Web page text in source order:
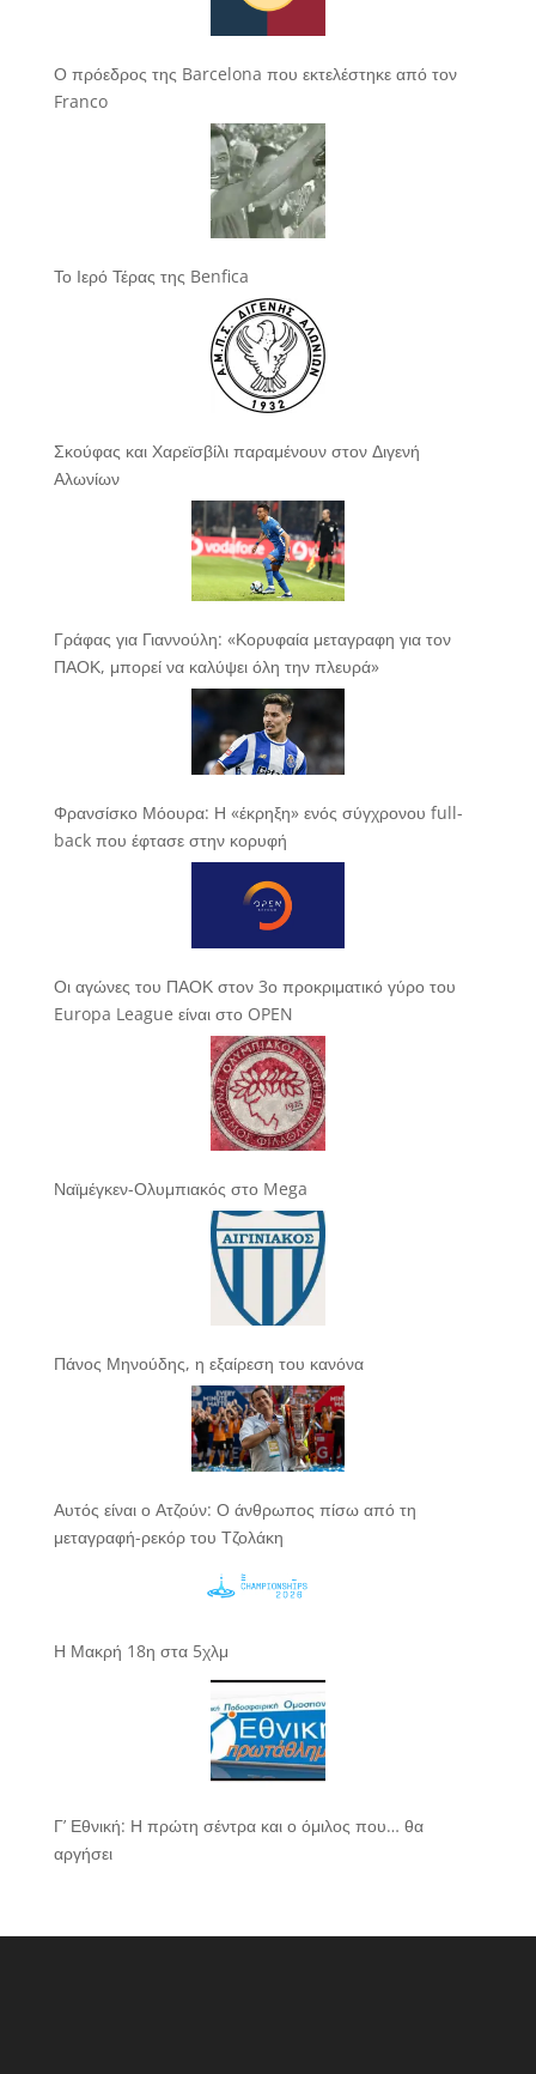
Ο πρόεδρος της Barcelona που εκτελέστηκε από τον
Franco
Το Ιερό Τέρας της Benfica
Σκούφας και Χαρεϊσβίλι παραμένουν στον Διγενή
Αλωνίων
Γράφας για Γιαννούλη: «Κορυφαία μεταγραφη για τον
ΠΑΟΚ, μπορεί να καλύψει όλη την πλευρά»
Φρανσίσκο Μόουρα: Η «έκρηξη» ενός σύγχρονου full-
back που έφτασε στην κορυφή
Οι αγώνες του ΠΑΟΚ στον 3ο προκριματικό γύρο του
Europa League είναι στο OPEN
Ναϊμέγκεν-Ολυμπιακός στο Mega
Πάνος Μηνούδης, η εξαίρεση του κανόνα
Αυτός είναι ο Ατζούν: Ο άνθρωπος πίσω από τη
μεταγραφή-ρεκόρ του Τζολάκη
Η Μακρή 18η στα 5χλμ
Γ’ Εθνική: Η πρώτη σέντρα και ο όμιλος που… θα
αργήσει